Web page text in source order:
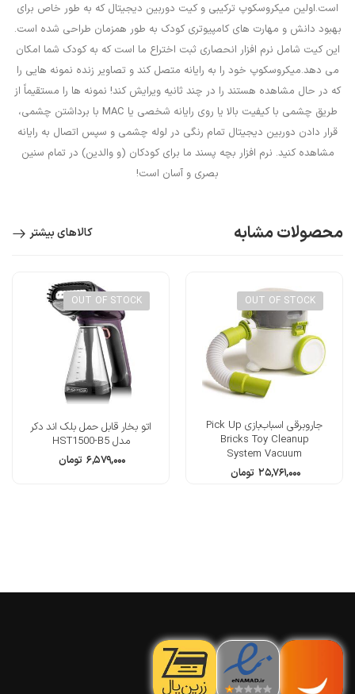
است.اولین میکروسکوپ ترکیبی و کیت دوربین دیجیتال که به طور خاص برای
بهبود دانش و مهارت های کامپیوتری کودک به طور همزمان طراحی شده است.
این کیت شامل نرم افزار انحصاری ثبت اختراع ما است که به کودک شما امکان
می دهد.میکروسکوپ خود را به رایانه متصل کند و تصاویر زنده نمونه هایی را
که در حال مشاهده هستند را در چند ثانیه ویرایش کند! نمونه ها را مستقیماً از
طریق چشمی با کیفیت بالا یا روی رایانه شخصی یا MAC با برداشتن چشمی،
قرار دادن دوربین دیجیتال تمام رنگی در لوله چشمی و سپس اتصال به رایانه
مشاهده کنید. نرم افزار بچه پسند ما برای کودکان (و والدین) در تمام سنین
بصری و آسان است!
محصولات مشابه کالاهای بیشتر
OUT OF STOCK
جاروبرقی اسباب‌بازی Pick Up
Bricks Toy Cleanup
System Vacuum
۲۵,۷۶۱,۰۰۰ تومان
OUT OF STOCK
اتو بخار قابل حمل بلک اند دکر
مدل HST1500-B5
۶,۵۷۹,۰۰۰ تومان